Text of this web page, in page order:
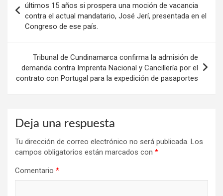
entradas
últimos 15 años si prospera una moción de vacancia
contra el actual mandatario, José Jerí, presentada en el
Congreso de ese país.
Tribunal de Cundinamarca confirma la admisión de
demanda contra Imprenta Nacional y Cancillería por el
contrato con Portugal para la expedición de pasaportes
Deja una respuesta
Tu dirección de correo electrónico no será publicada. Los
campos obligatorios están marcados con *
Comentario *